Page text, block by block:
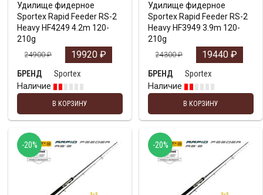
Удилище фидерное
Sportex Rapid Feeder RS-2
Heavy HF4249 4.2m 120-
210g
24900₽ 19920 ₽
БРЕНД
Sportex
Наличие
В КОРЗИНУ
Удилище фидерное
Sportex Rapid Feeder RS-2
Heavy HF3949 3.9m 120-
210g
24300₽ 19440 ₽
БРЕНД
Sportex
Наличие
В КОРЗИНУ
-20% -20%